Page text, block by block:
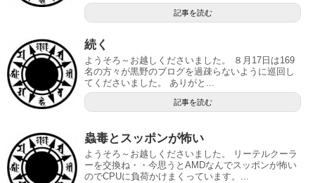
記事を読む
続く
ようそろ～お越しくださいました。 ８月17日は169
名の方々が黒野のブログを過疎らないように巡回し
てくださいました。 ありがと...
記事を読む
蟲毒とスッポンが怖い
ようそろ～お越しくださいました。 リーテルクーラ
ーを交換ね・・今思うとAMDなんでスッポンが怖い
のでCPUに負荷かけまくっています。...